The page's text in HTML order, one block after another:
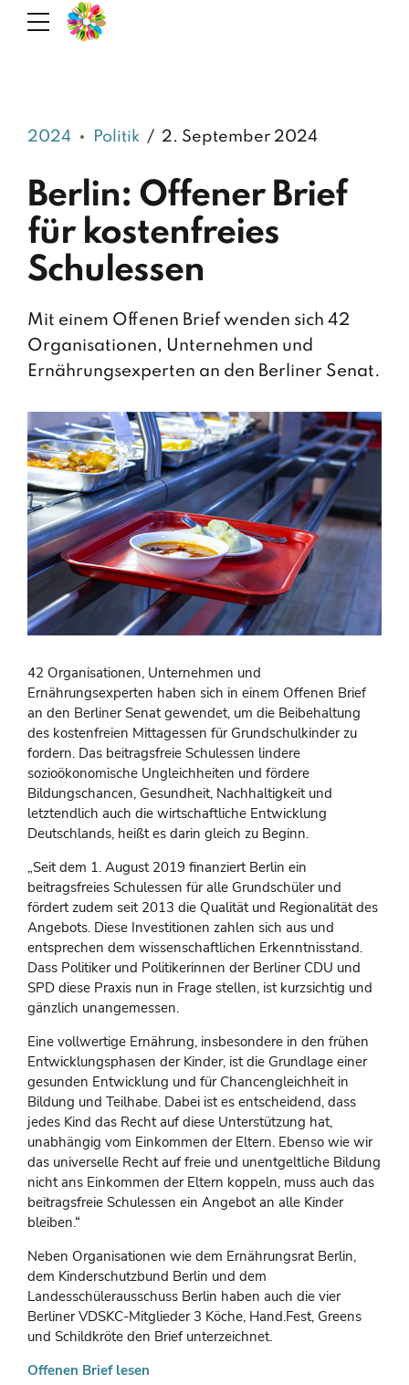
2024 Politik 2. September 2024
Berlin: Offener Brief
für kostenfreies
Schulessen
Mit einem Offenen Brief wenden sich 42
Organisationen, Unternehmen und
Ernährungsexperten an den Berliner Senat.
42 Organisationen, Unternehmen und
Ernährungsexperten haben sich in einem Offenen Brief
an den Berliner Senat gewendet, um die Beibehaltung
des kostenfreien Mittagessen für Grundschulkinder zu
fordern. Das beitragsfreie Schulessen lindere
sozioökonomische Ungleichheiten und fördere
Bildungschancen, Gesundheit, Nachhaltigkeit und
letztendlich auch die wirtschaftliche Entwicklung
Deutschlands, heißt es darin gleich zu Beginn.
„Seit dem 1. August 2019 finanziert Berlin ein
beitragsfreies Schulessen für alle Grundschüler und
fördert zudem seit 2013 die Qualität und Regionalität des
Angebots. Diese Investitionen zahlen sich aus und
entsprechen dem wissenschaftlichen Erkenntnisstand.
Dass Politiker und Politikerinnen der Berliner CDU und
SPD diese Praxis nun in Frage stellen, ist kurzsichtig und
gänzlich unangemessen.
Eine vollwertige Ernährung, insbesondere in den frühen
Entwicklungsphasen der Kinder, ist die Grundlage einer
gesunden Entwicklung und für Chancengleichheit in
Bildung und Teilhabe. Dabei ist es entscheidend, dass
jedes Kind das Recht auf diese Unterstützung hat,
unabhängig vom Einkommen der Eltern. Ebenso wie wir
das universelle Recht auf freie und unentgeltliche Bildung
nicht ans Einkommen der Eltern koppeln, muss auch das
beitragsfreie Schulessen ein Angebot an alle Kinder
bleiben.“
Neben Organisationen wie dem Ernährungsrat Berlin,
dem Kinderschutzbund Berlin und dem
Landesschülerausschuss Berlin haben auch die vier
Berliner VDSKC-Mitglieder 3 Köche, Hand.Fest, Greens
und Schildkröte den Brief unterzeichnet.
Offenen Brief lesen